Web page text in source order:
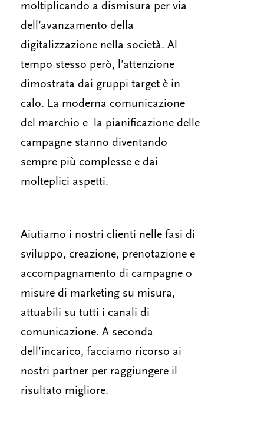
moltiplicando a dismisura per via
dell’avanzamento della
digitalizzazione nella società. Al
tempo stesso però, l’attenzione
dimostrata dai gruppi target è in
calo. La moderna comunicazione
del marchio e la pianificazione delle
campagne stanno diventando
sempre più complesse e dai
molteplici aspetti.
Aiutiamo i nostri clienti nelle fasi di
sviluppo, creazione, prenotazione e
accompagnamento di campagne o
misure di marketing su misura,
attuabili su tutti i canali di
comunicazione. A seconda
dell’incarico, facciamo ricorso ai
nostri partner per raggiungere il
risultato migliore.